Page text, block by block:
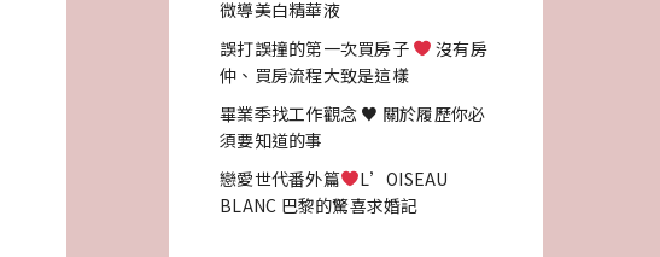
微導美白精華液
誤打誤撞的第一次買房子
沒有房
仲、買房流程大致是這樣
畢業季找工作觀念 ♥ 關於履歷你必
須要知道的事
戀愛世代番外篇
L’OISEAU
BLANC 巴黎的驚喜求婚記